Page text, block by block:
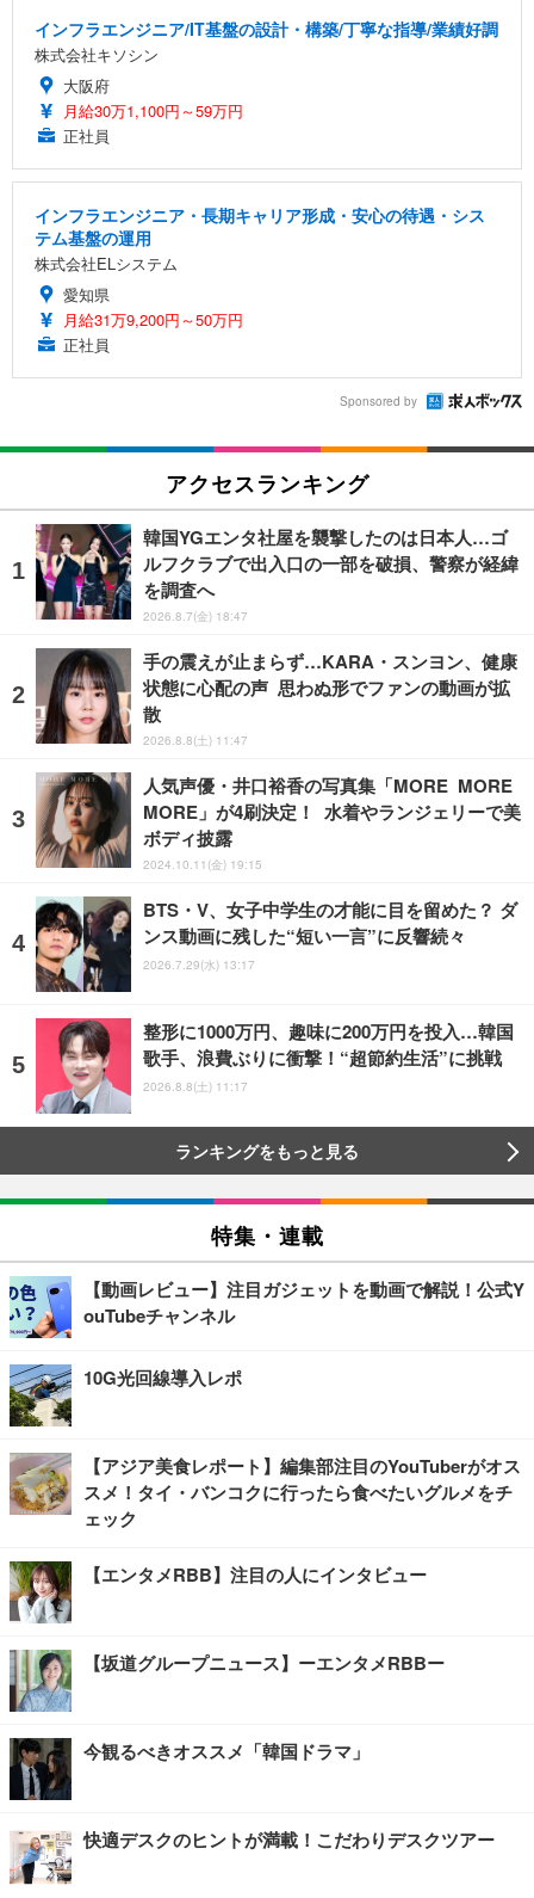
インフラエンジニア/IT基盤の設計・構築/丁寧な指導/業績好調
株式会社キソシン
大阪府
月給30万1,100円～59万円
正社員
インフラエンジニア・長期キャリア形成・安心の待遇・シス
テム基盤の運用
株式会社ELシステム
愛知県
月給31万9,200円～50万円
正社員
Sponsored by
アクセスランキング
韓国YGエンタ社屋を襲撃したのは日本人…ゴ
ルフクラブで出入口の一部を破損、警察が経緯
を調査へ
2026.8.7(金) 18:47
手の震えが止まらず…KARA・スンヨン、健康
状態に心配の声 思わぬ形でファンの動画が拡
散
2026.8.8(土) 11:47
人気声優・井口裕香の写真集「MORE MORE
MORE」が4刷決定！ 水着やランジェリーで美
ボディ披露
2024.10.11(金) 19:15
BTS・V、女子中学生の才能に目を留めた？ ダ
ンス動画に残した“短い一言”に反響続々
2026.7.29(水) 13:17
整形に1000万円、趣味に200万円を投入…韓国
歌手、浪費ぶりに衝撃！“超節約生活”に挑戦
2026.8.8(土) 11:17
ランキングをもっと見る
特集・連載
【動画レビュー】注目ガジェットを動画で解説！公式Y
ouTubeチャンネル
10G光回線導入レポ
【アジア美食レポート】編集部注目のYouTuberがオス
スメ！タイ・バンコクに行ったら食べたいグルメをチ
ェック
【エンタメRBB】注目の人にインタビュー
【坂道グループニュース】ーエンタメRBBー
今観るべきオススメ「韓国ドラマ」
快適デスクのヒントが満載！こだわりデスクツアー